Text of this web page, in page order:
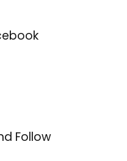
Follow